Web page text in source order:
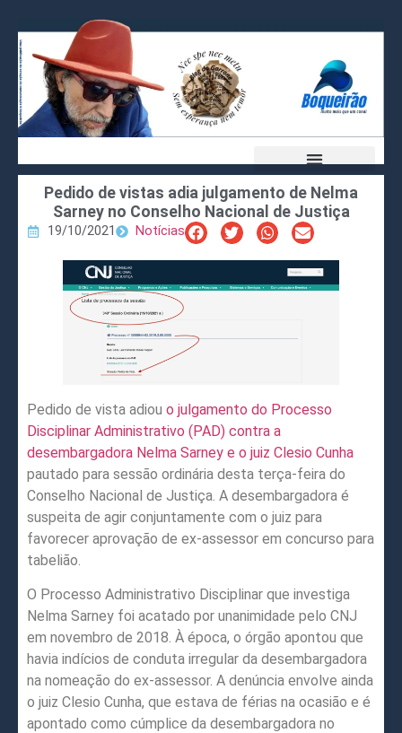
Pedido de vistas adia julgamento de Nelma
Sarney no Conselho Nacional de Justiça
19/10/2021 Notícias
Pedido de vista adiou o julgamento do Processo
Disciplinar Administrativo (PAD) contra a
desembargadora Nelma Sarney e o juiz Clesio Cunha
pautado para sessão ordinária desta terça-feira do
Conselho Nacional de Justiça. A desembargadora é
suspeita de agir conjuntamente com o juiz para
favorecer aprovação de ex-assessor em concurso para
tabelião.
O Processo Administrativo Disciplinar que investiga
Nelma Sarney foi acatado por unanimidade pelo CNJ
em novembro de 2018. À época, o órgão apontou que
havia indícios de conduta irregular da desembargadora
na nomeação do ex-assessor. A denúncia envolve ainda
o juiz Clesio Cunha, que estava de férias na ocasião e é
apontado como cúmplice da desembargadora no